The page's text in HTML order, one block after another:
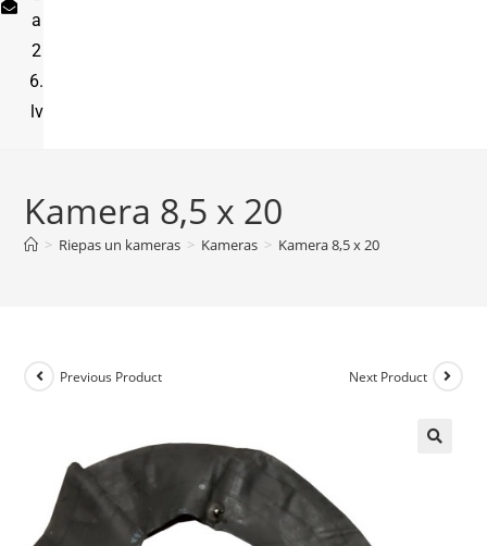
a
2
6.
lv
Kamera 8,5 x 20
> Riepas un kameras > Kameras > Kamera 8,5 x 20
Previous Product Next Product